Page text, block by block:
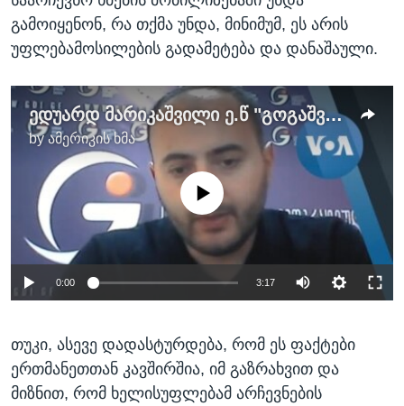
გამოიყენონ, რა თქმა უნდა, მინიმუმ, ეს არის
უფლებამოსილების გადამეტება და დანაშაული.
ედუარდ მარიკაშვილი ე.წ "გოგაშვილის ფაილების" შესახებ
byამერიკის ხმა
No media source currently available
0:00 3:17
თუკი, ასევე დადასტურდება, რომ ეს ფაქტები
ერთმანეთთან კავშირშია, იმ გაზრახვით და
მიზნით, რომ ხელისუფლებამ არჩევნების